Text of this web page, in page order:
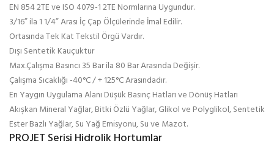
EN 854 2TE ve ISO 4079-1 2TE Normlarına Uygundur.
3/16” ila 1 1/4” Arası İç Çap Ölçülerinde İmal Edilir.
Ortasında Tek Kat Tekstil Örgü Vardır.
Dışı Sentetik Kauçuktur
Max.Çalışma Basıncı 35 Bar ila 80 Bar Arasında Değişir.
Çalışma Sıcaklığı -40°C / + 125°C Arasındadır.
En Yaygın Uygulama Alanı Düşük Basınç Hatları ve Dönüş Hatları
Akışkan Mineral Yağlar, Bitki Özlü Yağlar, Glikol ve Polyglikol, Sentetik
Ester Bazlı Yağlar, Su Yağ Emisyonu, Su ve Mazot.
PROJET Serisi Hidrolik Hortumlar